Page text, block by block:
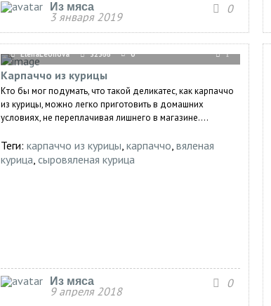
Из мяса
3 января 2019
0
ElenaLeonova 32366 0 1
Карпаччо из курицы
Кто бы мог подумать, что такой деликатес, как карпаччо
из курицы, можно легко приготовить в домашних
условиях, не переплачивая лишнего в магазине....
Теги: карпаччо из курицы, карпаччо, вяленая
курица, сыровяленая курица
Из мяса
9 апреля 2018
0